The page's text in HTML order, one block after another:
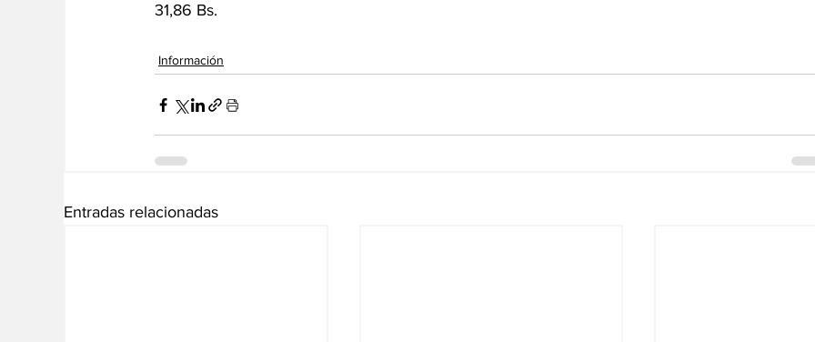
31,86 Bs.
Información
Entradas relacionadas